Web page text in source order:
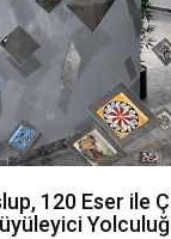
120 Eser ile